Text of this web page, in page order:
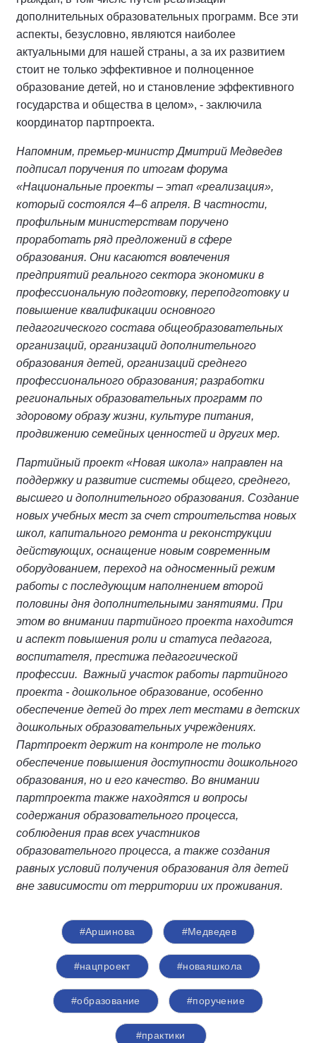
дополнительных образовательных программ. Все эти
аспекты, безусловно, являются наиболее
актуальными для нашей страны, а за их развитием
стоит не только эффективное и полноценное
образование детей, но и становление эффективного
государства и общества в целом», - заключила
координатор партпроекта.
Напомним, премьер-министр Дмитрий Медведев
подписал поручения по итогам форума
«Национальные проекты – этап «реализация»,
который состоялся 4–6 апреля. В частности,
профильным министерствам поручено
проработать ряд предложений в сфере
образования. Они касаются вовлечения
предприятий реального сектора экономики в
профессиональную подготовку, переподготовку и
повышение квалификации основного
педагогического состава общеобразовательных
организаций, организаций дополнительного
образования детей, организаций среднего
профессионального образования; разработки
региональных образовательных программ по
здоровому образу жизни, культуре питания,
продвижению семейных ценностей и других мер.
Партийный проект «Новая школа» направлен на
поддержку и развитие системы общего, среднего,
высшего и дополнительного образования. Создание
новых учебных мест за счет строительства новых
школ, капитального ремонта и реконструкции
действующих, оснащение новым современным
оборудованием, переход на односменный режим
работы с последующим наполнением второй
половины дня дополнительными занятиями. При
этом во внимании партийного проекта находится
и аспект повышения роли и статуса педагога,
воспитателя, престижа педагогической
профессии. Важный участок работы партийного
проекта - дошкольное образование, особенно
обеспечение детей до трех лет местами в детских
дошкольных образовательных учреждениях.
Партпроект держит на контроле не только
обеспечение повышения доступности дошкольного
образования, но и его качество. Во внимании
партпроекта также находятся и вопросы
содержания образовательного процесса,
соблюдения прав всех участников
образовательного процесса, а также создания
равных условий получения образования для детей
вне зависимости от территории их проживания.
#Аршинова #Медведев
#нацпроект #новаяшкола
#образование #поручение
#практики